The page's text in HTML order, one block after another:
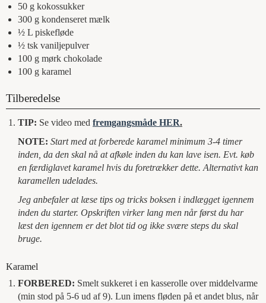
50 g kokossukker
300 g kondenseret mælk
½ L piskefløde
½ tsk vaniljepulver
100 g mørk chokolade
100 g karamel
Tilberedelse
TIP: Se video med fremgangsmåde HER.
NOTE: Start med at forberede karamel minimum 3-4 timer
inden, da den skal nå at afkøle inden du kan lave isen. Evt. køb
en færdiglavet karamel hvis du foretrækker dette. Alternativt kan
karamellen udelades.
Jeg anbefaler at læse tips og tricks boksen i indlægget igennem
inden du starter. Opskriften virker lang men når først du har
læst den igennem er det blot tid og ikke svære steps du skal
bruge.
Karamel
FORBERED: Smelt sukkeret i en kasserolle over middelvarme
(min stod på 5-6 ud af 9). Lun imens fløden på et andet blus, når